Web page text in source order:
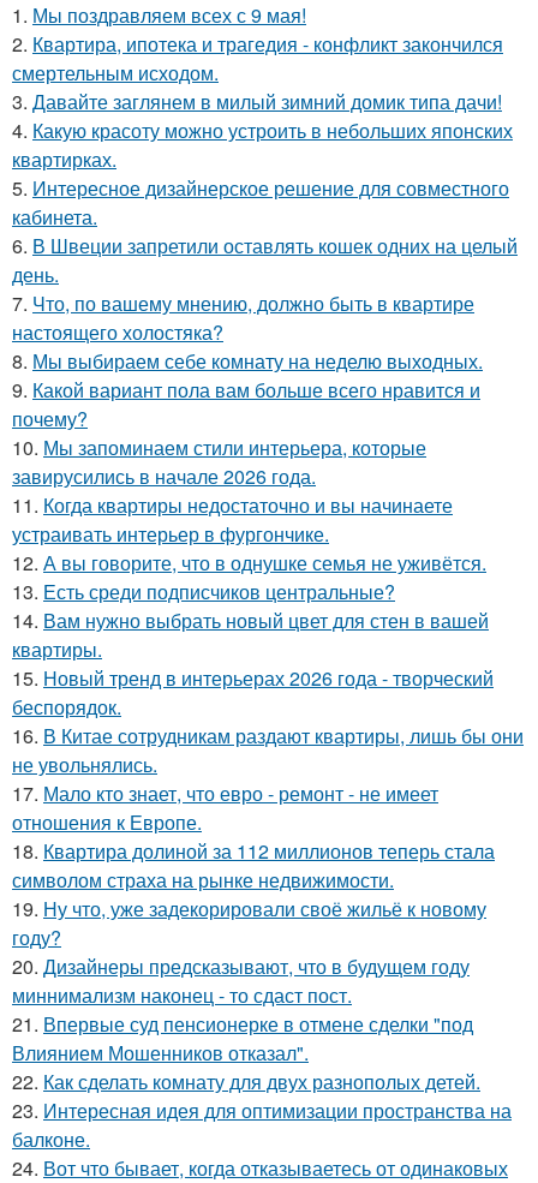
1. Мы поздравляем всех с 9 мая!
2. Квартира, ипотека и трагедия - конфликт закончился
смертельным исходом.
3. Давайте заглянем в милый зимний домик типа дачи!
4. Какую красоту можно устроить в небольших японских
квартирках.
5. Интересное дизайнерское решение для совместного
кабинета.
6. В Швеции запретили оставлять кошек одних на целый
день.
7. Что, по вашему мнению, должно быть в квартире
настоящего холостяка?
8. Мы выбираем себе комнату на неделю выходных.
9. Какой вариант пола вам больше всего нравится и
почему?
10. Мы запоминаем стили интерьера, которые
завирусились в начале 2026 года.
11. Когда квартиры недостаточно и вы начинаете
устраивать интерьер в фургончике.
12. А вы говорите, что в однушке семья не уживётся.
13. Есть среди подписчиков центральные?
14. Вам нужно выбрать новый цвет для стен в вашей
квартиры.
15. Новый тренд в интерьерах 2026 года - творческий
беспорядок.
16. В Китае сотрудникам раздают квартиры, лишь бы они
не увольнялись.
17. Мало кто знает, что евро - ремонт - не имеет
отношения к Европе.
18. Квартира долиной за 112 миллионов теперь стала
символом страха на рынке недвижимости.
19. Ну что, уже задекорировали своё жильё к новому
году?
20. Дизайнеры предсказывают, что в будущем году
миннимализм наконец - то сдаст пост.
21. Впервые суд пенсионерке в отмене сделки "под
Влиянием Мошенников отказал".
22. Как сделать комнату для двух разнополых детей.
23. Интересная идея для оптимизации пространства на
балконе.
24. Вот что бывает, когда отказываетесь от одинаковых